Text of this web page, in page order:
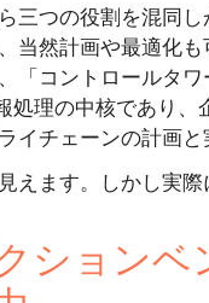
三つの役割を混同
当然計画や最適化
「コントロールタ
処理の中核であり
イチェーンの計画と
えます。しかし実
ション